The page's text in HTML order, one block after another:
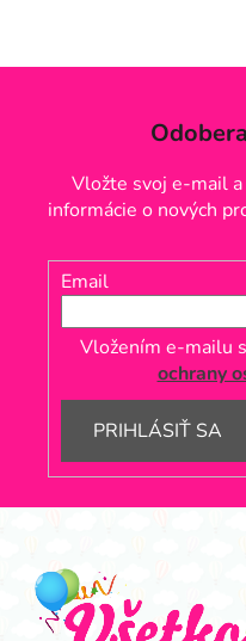
Vložte svoj e-mail
informácie o nových
Email
Vložením e-mailu
ochrany
PRIHLÁSIŤ SA
Z